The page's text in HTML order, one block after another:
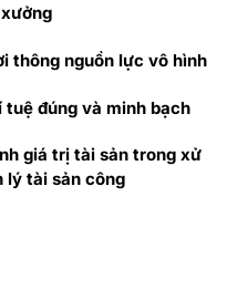
thông nguồn lực vô hình
đúng và minh bạch
giá trị tài sản trong xử
lý tài sản công